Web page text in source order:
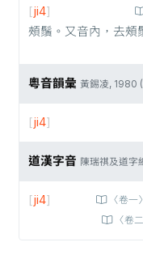
[ji4]
頰鬚。又音內，去頰
粵音韻彙 黃錫凌, 1980
[ji4]
道漢字音 陳瑞祺及道字
〈卷一
〈卷
[ji4]